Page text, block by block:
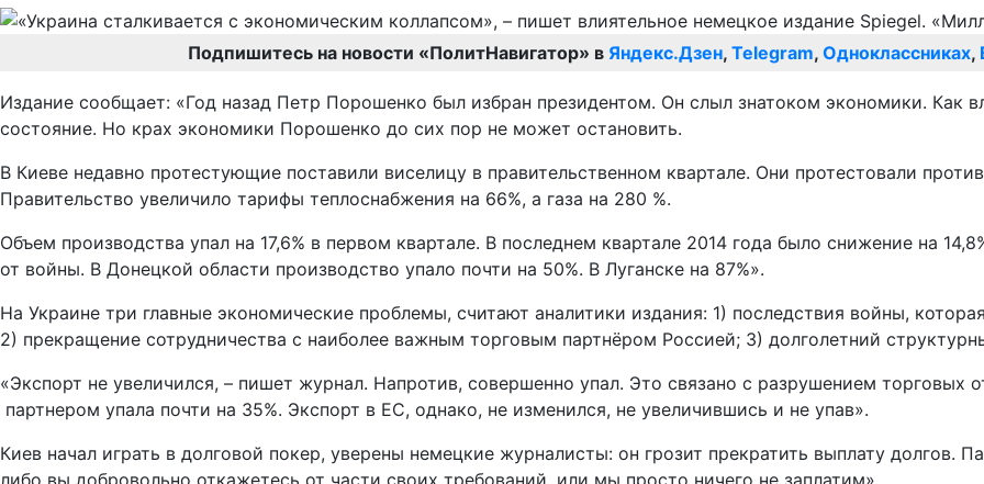
Подпишитесь на новости «ПолитНавигатор» в Яндекс.Дзен, Telegram, Одноклассниках,
Издание сообщает: «Год назад Петр Порошенко был избран президентом. Он слыл знатоком экономики. Как
состояние. Но крах экономики Порошенко до сих пор не может остановить.
В Киеве недавно протестующие поставили виселицу в правительственном квартале. Они протестовали
Правительство увеличило тарифы теплоснабжения на 66%, а газа на 280 %.
Объем производства упал на 17,6% в первом квартале. В последнем квартале 2014 года было снижение на
от войны. В Донецкой области производство упало почти на 50%. В Луганске на 87%».
На Украине три главные экономические проблемы, считают аналитики издания: 1) последствия войны,
2) прекращение сотрудничества с наиболее важным торговым партнёром Россией; 3) долголетний
«Экспорт не увеличился, – пишет журнал. Напротив, совершенно упал. Это связано с разрушением
партнером упала почти на 35%. Экспорт в ЕС, однако, не изменился, не увеличившись и не упав».
Киев начал играть в долговой покер, уверены немецкие журналисты: он грозит прекратить выплату долгов.